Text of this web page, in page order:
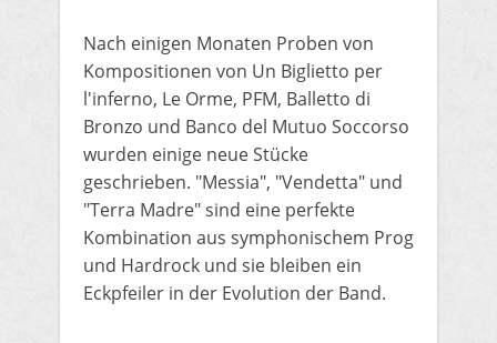
Nach einigen Monaten Proben von
Kompositionen von Un Biglietto per
l'inferno, Le Orme, PFM, Balletto di
Bronzo und Banco del Mutuo Soccorso
wurden einige neue Stücke
geschrieben. "Messia", "Vendetta" und
"Terra Madre" sind eine perfekte
Kombination aus symphonischem Prog
und Hardrock und sie bleiben ein
Eckpfeiler in der Evolution der Band.